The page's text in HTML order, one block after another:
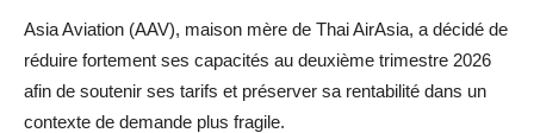
Asia Aviation (AAV), maison mère de Thai AirAsia, a décidé de
réduire fortement ses capacités au deuxième trimestre 2026
afin de soutenir ses tarifs et préserver sa rentabilité dans un
contexte de demande plus fragile.